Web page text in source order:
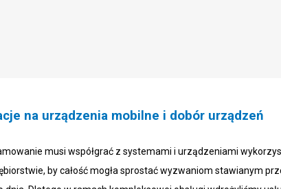
na urządzenia mobilne i dobór urządzeń
musi współgrać z systemami i urządzeniami
by całość mogła sprostać wyzwaniom stawianym